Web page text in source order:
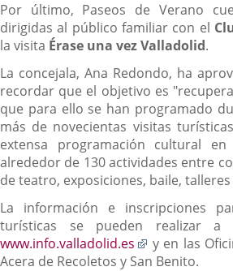
Por último, Paseos de Verano
dirigidas al público familiar con el
la visita Érase una vez Valladolid.
La concejala, Ana Redondo, ha
recordar que el objetivo es
que para ello se han programado
más de novecientas visitas
extensa programación cultural
alrededor de 130 actividades entre
de teatro, exposiciones, baile,
La información e inscripciones
turísticas se pueden realizar
www.info.valladolid.es
Enlace
a
y en las
Acera de Recoletos y San Benito.